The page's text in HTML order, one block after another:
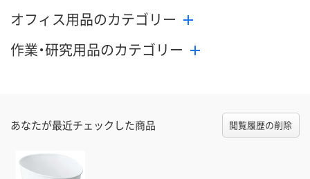
オフィス用品のカテゴリー
作業・研究用品のカテゴリー
あなたが最近チェックした商品 閲覧履歴の削除